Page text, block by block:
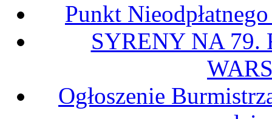
Punkt
SYRENY NA 79.
Ogłoszenie